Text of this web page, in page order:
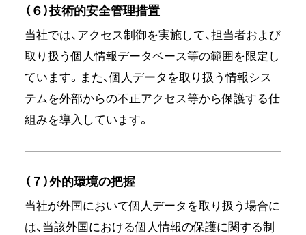
（６）技術的安全管理措置
当社では、アクセス制御を実施して、担当者および
取り扱う個人情報データベース等の範囲を限定し
ています。また、個人データを取り扱う情報シス
テムを外部からの不正アクセス等から保護する仕
組みを導入しています。
（７）外的環境の把握
当社が外国において個人データを取り扱う場合に
は、当該外国における個人情報の保護に関する制